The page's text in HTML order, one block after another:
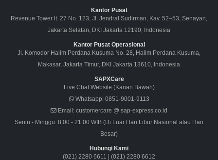
Kantor Pusat
Revenue Tower lt. 27 No. 123, Jl. Jendral Sudirman, Kav. 52–53, Senayan,
Jakarta Selatan, DKI Jakarta 12190, Indonesia
Kantor Pusat Operasional
Jl. Komodor Halim Perdana Kusuma No. 28, Halim Perdana Kusuma,
Makasar, Jakarta Timur, DKI Jakarta 13610, Indonesia
SAPXCare
Live Chat Website (Kanan Bawah)
Whatsapp:0851-9001-9113
Email: customercare @ sap-express.co.id
Senin - Minggu: 8.00 - 21.00 WIB (Di Luar Hari Libur Nasional atau Hari
Besar)
Hubungi Kami
(021) 2280 6611 | (021) 2280 6612